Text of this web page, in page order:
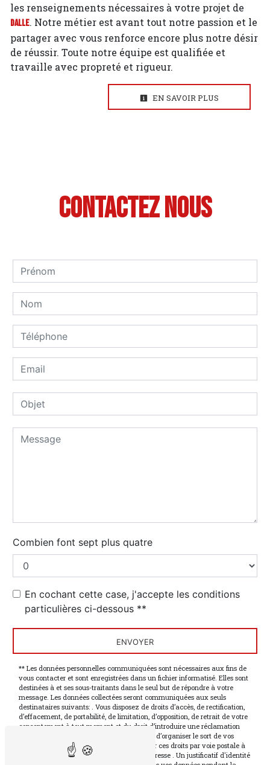
les renseignements nécessaires à votre projet de
Dalle. Notre métier est avant tout notre passion et le
partager avec vous renforce encore plus notre désir
de réussir. Toute notre équipe est qualifiée et
travaille avec propreté et rigueur.
EN SAVOIR PLUS
Contactez nous
Combien font sept plus quatre
En cochant cette case, j'accepte les conditions
particulières ci-dessous **
ENVOYER
** Les données personnelles communiquées sont nécessaires aux fins de
vous contacter et sont enregistrées dans un fichier informatisé. Elles sont
destinées à et ses sous-traitants dans le seul but de répondre à votre
message. Les données collectées seront communiquées aux seuls
destinataires suivants: . Vous disposez de droits d’accès, de rectification,
d’effacement, de portabilité, de limitation, d’opposition, de retrait de votre
consentement à tout moment et du droit d’introduire une réclamation
auprès d’une autorité de contrôle, ainsi que d’organiser le sort de vos
données post-mortem. Vous pouvez exercer ces droits par voie postale à
l'adresse ou par courrier électronique à l'adresse . Un justificatif d'identité